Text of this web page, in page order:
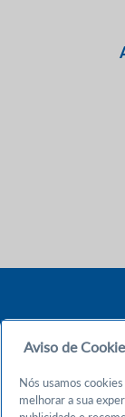
Aviso de
Nós usamos
melhorar a sua